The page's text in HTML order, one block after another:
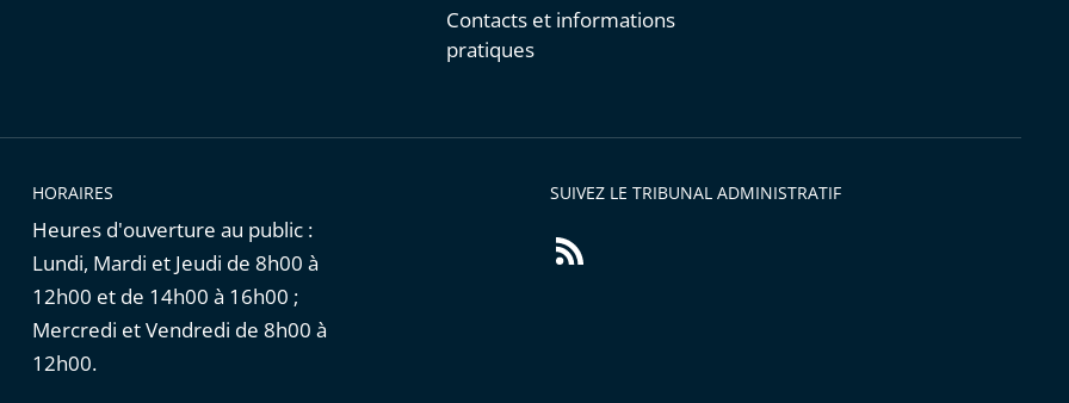
Contacts et informations
pratiques
HORAIRES
Heures d'ouverture au public :
Lundi, Mardi et Jeudi de 8h00 à
12h00 et de 14h00 à 16h00 ;
Mercredi et Vendredi de 8h00 à
12h00.
SUIVEZ LE TRIBUNAL ADMINISTRATIF
Flux
RSS